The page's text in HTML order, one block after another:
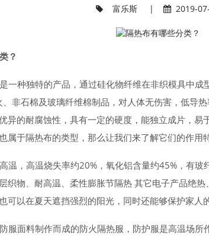
富乐斯 | 2019-
？
一种独特的产品，通过硅化物纤维在非织模具中
、非石棉及玻璃纤维棉制品，对人体无伤害，低导
异的耐腐蚀性，具有一定的硬度，能独立成片，
属于隔热布的类型，那么让我们来了解它们的作用特
温，高温烧失率约20%，氧化铝含量约45%，有
织物、耐高温、柔性膨胀节隔热 其它电子产品绝
可以在夏天遮挡强烈的阳光，同时还能够保护家人
服面料制作而成的防火隔热服，防护服是高温场